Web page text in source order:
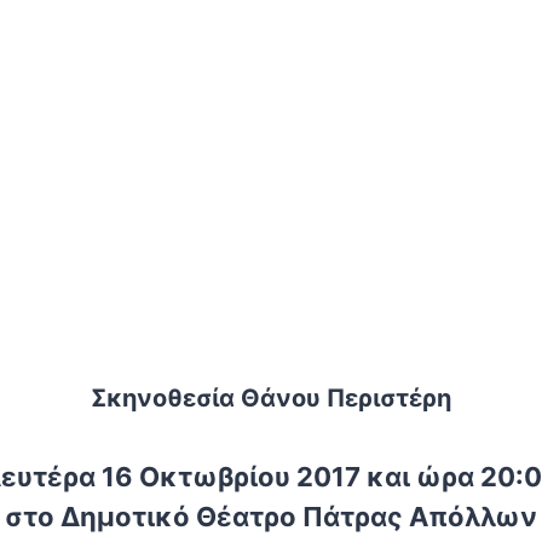
Σκηνοθεσία Θάνου Περιστέρη
16 Οκτωβρίου 2017 και ώρα
στο Δημοτικό Θέατρο Πάτρας Απόλλων